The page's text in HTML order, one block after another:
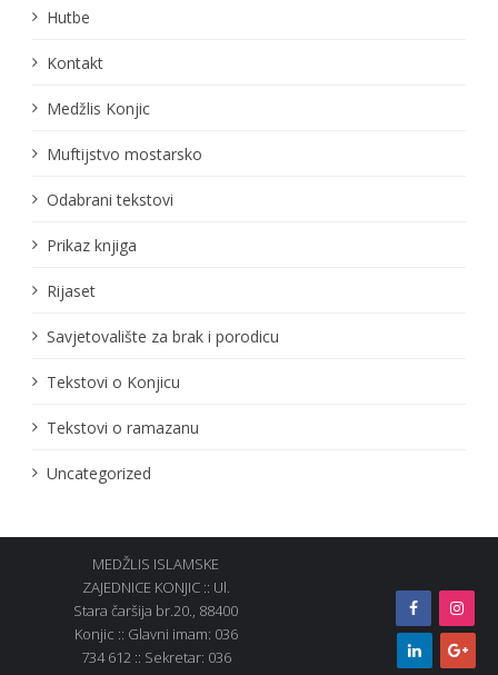
Hutbe
Kontakt
Medžlis Konjic
Muftijstvo mostarsko
Odabrani tekstovi
Prikaz knjiga
Rijaset
Savjetovalište za brak i porodicu
Tekstovi o Konjicu
Tekstovi o ramazanu
Uncategorized
MEDŽLIS ISLAMSKE
ZAJEDNICE KONJIC :: Ul.
Stara čaršija br.20., 88400
Konjic :: Glavni imam: 036
734 612 :: Sekretar: 036